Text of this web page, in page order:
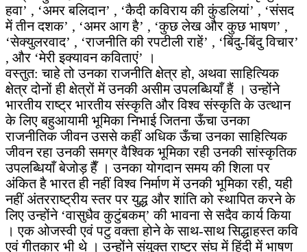
हवा’ , ‘अमर बलिदान’ , ‘कैदी कविराय की कुंडलियां’ , ‘संसद
में तीन दशक’ , ‘अमर आग है’ , ‘कुछ लेख और कुछ भाषण’ ,
‘सेक्युलरवाद’ , ‘राजनीति की रपटीली राहें’ , ‘बिंदु-बिंदु विचार’
, और ‘मेरी इक्यावन कविताएं’ ।
वस्तुत: चाहे तो उनका राजनीति क्षेत्र हो, अथवा साहित्यिक
क्षेत्र दोनों ही क्षेत्रों में उनकी असीम उपलब्धियाँ हैं । उन्होंने
भारतीय राष्ट्र भारतीय संस्कृति और विश्व संस्कृति के उत्थान
के लिए बहुआयामी भूमिका निभाई जितना ऊँचा उनका
राजनीतिक जीवन उससे कहीं अधिक ऊँचा उनका साहित्यिक
जीवन रहा उनकी समग्र वैश्विक भूमिका रही उनकी सांस्कृतिक
उपलब्धियाँ बेजोड़ हैँ । उनका योगदान समय की शिला पर
अंकित है भारत ही नहीं विश्व निर्माण में उनकी भूमिका रही, यही
नहीं अंतरराष्ट्रीय स्तर पर युद्ध और शांति को स्थापित करने के
लिए उन्होंने ‘वासुधैव कुटुंबकम्’ की भावना से सदैव कार्य किया
। एक ओजस्वी एवं पटु वक्ता होने के साथ-साथ सिद्धाहस्त कवि
एवं गीतकार भी थे । उन्होंने संयुक्त राष्ट्र संघ में हिंदी में भाषण